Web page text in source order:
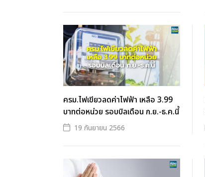
ครม.ไฟเขียวลดค่าไฟฟ้า เหลือ 3.99
บาทต่อหน่วย รอบบิลเดือน ก.ย.-ธ.ค.นี้
19 กันยายน 2566